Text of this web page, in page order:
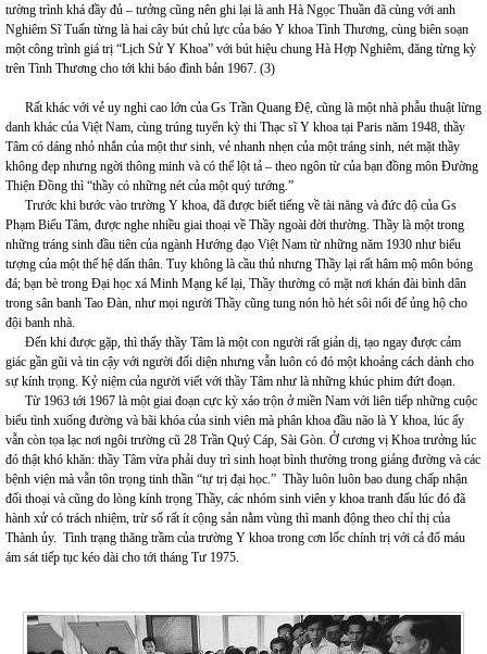
tường trình khá đầy đủ – tưởng cũng nên ghi lại là anh Hà Ngọc Thuần đã cùng với anh
Nghiêm Sĩ Tuấn từng là hai cây bút chủ lực của báo Y khoa Tình Thương, cùng biên soạn
một công trình giá trị “Lịch Sử Y Khoa” với bút hiệu chung Hà Hợp Nghiêm, đăng từng kỳ
trên Tình Thương cho tới khi báo đình bản 1967. (3)
Rất khác với vẻ uy nghi cao lớn của Gs Trần Quang Đệ, cũng là một nhà phẫu thuật lừng
danh khác của Việt Nam, cùng trúng tuyển kỳ thi Thạc sĩ Y khoa tại Paris năm 1948, thầy
Tâm có dáng nhỏ nhắn của một thư sinh, vẻ nhanh nhẹn của một tráng sinh, nét mặt thầy
không đẹp nhưng ngời thông minh và có thể lột tả – theo ngôn từ của bạn đồng môn Đường
Thiện Đồng thì “thầy có những nét của một quý tướng.”
Trước khi bước vào trường Y khoa, đã được biết tiếng về tài năng và đức độ của Gs
Phạm Biểu Tâm, được nghe nhiều giai thoại về Thầy ngoài đời thường. Thầy là một trong
những tráng sinh đầu tiên của ngành Hướng đạo Việt Nam từ những năm 1930 như biểu
tượng của một thế hệ dấn thân. Tuy không là cầu thủ nhưng Thầy lại rất hâm mộ môn bóng
đá; bạn bè trong Đại học xá Minh Mạng kể lại, Thầy thường có mặt nơi khán đài bình dân
trong sân banh Tao Đàn, như mọi người Thầy cũng tung nón hò hét sôi nổi để ủng hộ cho
đội banh nhà.
Đến khi được gặp, thì thấy thầy Tâm là một con người rất giản dị, tạo ngay được cảm
giác gần gũi và tin cậy với người đối diện nhưng vẫn luôn có đó một khoảng cách dành cho
sự kính trọng. Kỷ niệm của người viết với thầy Tâm như là những khúc phim đứt đoạn.
Từ 1963 tới 1967 là một giai đoạn cực kỳ xáo trộn ở miền Nam với liên tiếp những cuộc
biểu tình xuống đường và bãi khóa của sinh viên mà phân khoa đầu não là Y khoa, lúc ấy
vẫn còn tọa lạc nơi ngôi trường cũ 28 Trần Quý Cáp, Sài Gòn. Ở cương vị Khoa trưởng lúc
đó thật khó khăn: thầy Tâm vừa phải duy trì sinh hoạt bình thường trong giảng đường và các
bệnh viện mà vẫn tôn trọng tinh thần “tự trị đại học.” Thầy luôn luôn bao dung chấp nhận
đối thoại và cũng do lòng kính trọng Thầy, các nhóm sinh viên y khoa tranh đấu lúc đó đã
hành xử có trách nhiệm, trừ số rất ít cộng sản nằm vùng thì manh động theo chỉ thị của
Thành ủy. Tình trạng thăng trầm của trường Y khoa trong cơn lốc chính trị với cả đổ máu
ám sát tiếp tục kéo dài cho tới tháng Tư 1975.